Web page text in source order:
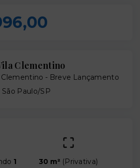
Clementino
Clementino - Breve Lançamento
Paulo/SP
1
30 m² (Privativa)